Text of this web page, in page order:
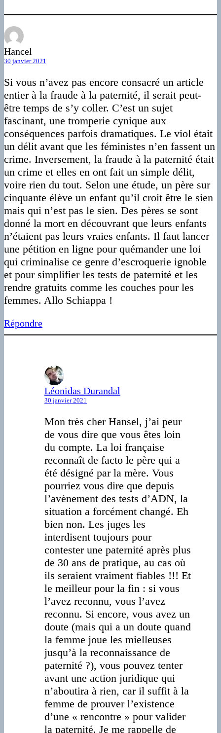
Hancel
30 janvier 2021
Si vous n’avez pas encore consacré un article
entier à la fraude à la paternité, il serait peut-
être temps de s’y coller. C’est un sujet
fascinant, une tromperie cynique aux
conséquences parfois dramatiques. Le viol était
un délit avant que les féministes n’en fassent un
crime. Inversement, la fraude à la paternité était
un crime et elles en ont fait un simple délit,
voire rien du tout. Selon une étude, un père sur
cinquante élève un enfant qu’il croit être le sien
mais qui n’est pas le sien. Des pères se sont
donné la mort en découvrant que leurs enfants
n’étaient pas leurs vraies enfants. Il faut lancer
une pétition en ligne pour quémander une loi
qui criminalise ce genre d’escroquerie ignoble
et pour simplifier les tests de paternité et les
rendre gratuits comme les couches pour les
femmes. Allo Schiappa !
Répondre
Léonidas Durandal
30 janvier 2021
Mon très cher Hansel, j’ai peur
de vous dire que vous êtes loin
du compte. La loi française
reconnaît de facto le père qui a
été désigné par la mère. Vous
pourriez vous dire que depuis
l’avènement des tests d’ADN, la
situation a forcément changé. Eh
bien non. Les juges les
interdisent toujours pour
contester une paternité après plus
de 30 ans de pratique, au cas où
ils seraient vraiment fiables !!! Et
le meilleur pour la fin : si vous
l’avez reconnu, vous l’avez
reconnu. Si encore, vous avez un
doute (mais qui a un doute quand
la femme joue les mielleuses
jusqu’à la reconnaissance de
paternité ?), vous pouvez tenter
avant une action juridique qui
n’aboutira à rien, car il suffit à la
femme de prouver l’existence
d’une « rencontre » pour valider
la paternité. Je me rappelle de